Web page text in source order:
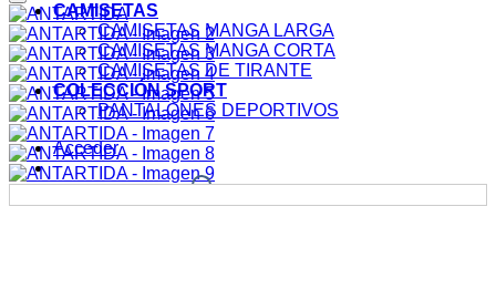
CAMISETAS
CAMISETAS MANGA LARGA
CAMISETAS MANGA CORTA
CAMISETAS DE TIRANTE
COLECCIÓN SPORT
PANTALONES DEPORTIVOS
Acceder
Carrito /0,00€ 0